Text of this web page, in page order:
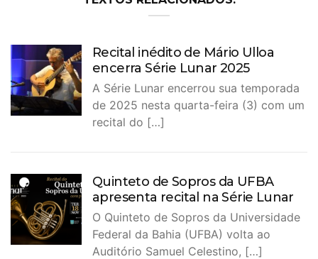
Recital inédito de Mário Ulloa
encerra Série Lunar 2025
A Série Lunar encerrou sua temporada
de 2025 nesta quarta-feira (3) com um
recital do […]
Quinteto de Sopros da UFBA
apresenta recital na Série Lunar
O Quinteto de Sopros da Universidade
Federal da Bahia (UFBA) volta ao
Auditório Samuel Celestino, […]